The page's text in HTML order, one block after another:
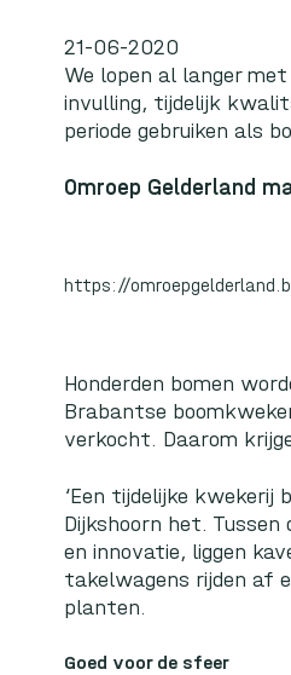
21-06-2020
We lopen al langer
invulling, tijdelijk
periode gebruiken als
Omroep Gelderland
https://
Honderden bomen
Brabantse
verkocht. Daarom
‘Een tijdelijke
Dijkshoorn het. Tussen
en innovatie, liggen
takelwagens rijden af
planten.
Goed voor de sfeer